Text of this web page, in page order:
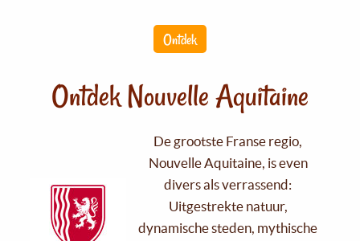
Ontdek
Ontdek Nouvelle Aquitaine
De grootste Franse regio,
Nouvelle Aquitaine, is even
divers als verrassend:
Uitgestrekte natuur,
dynamische steden, mythische